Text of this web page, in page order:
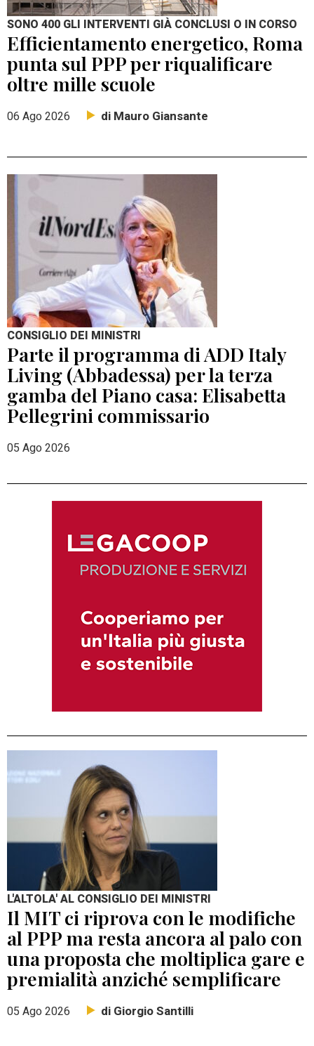
SONO 400 GLI INTERVENTI GIÀ CONCLUSI O IN CORSO
Efficientamento energetico, Roma
punta sul PPP per riqualificare
oltre mille scuole
06 Ago 2026 di Mauro Giansante
CONSIGLIO DEI MINISTRI
Parte il programma di ADD Italy
Living (Abbadessa) per la terza
gamba del Piano casa: Elisabetta
Pellegrini commissario
05 Ago 2026
L'ALTOLA' AL CONSIGLIO DEI MINISTRI
Il MIT ci riprova con le modifiche
al PPP ma resta ancora al palo con
una proposta che moltiplica gare e
premialità anziché semplificare
05 Ago 2026 di Giorgio Santilli